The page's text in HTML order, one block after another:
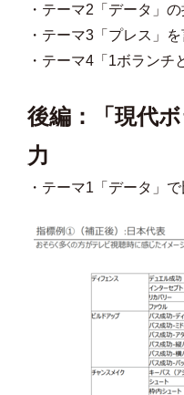
・テーマ2「データ」
・テーマ3「プレス」
・テーマ4「1ボランチ
後編：「現代
力
・テーマ1「データ」